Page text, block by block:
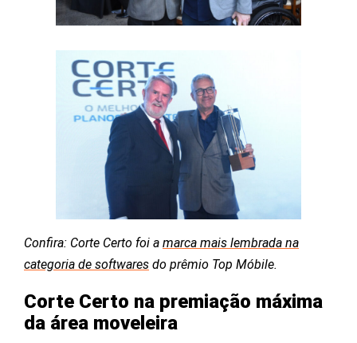
Confira: Corte Certo foi a marca mais lembrada na
categoria de softwares do prêmio Top Móbile.
Corte Certo na premiação máxima
da área moveleira